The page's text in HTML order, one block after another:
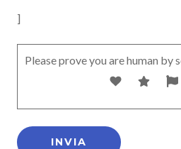
]
Please prove you are human by